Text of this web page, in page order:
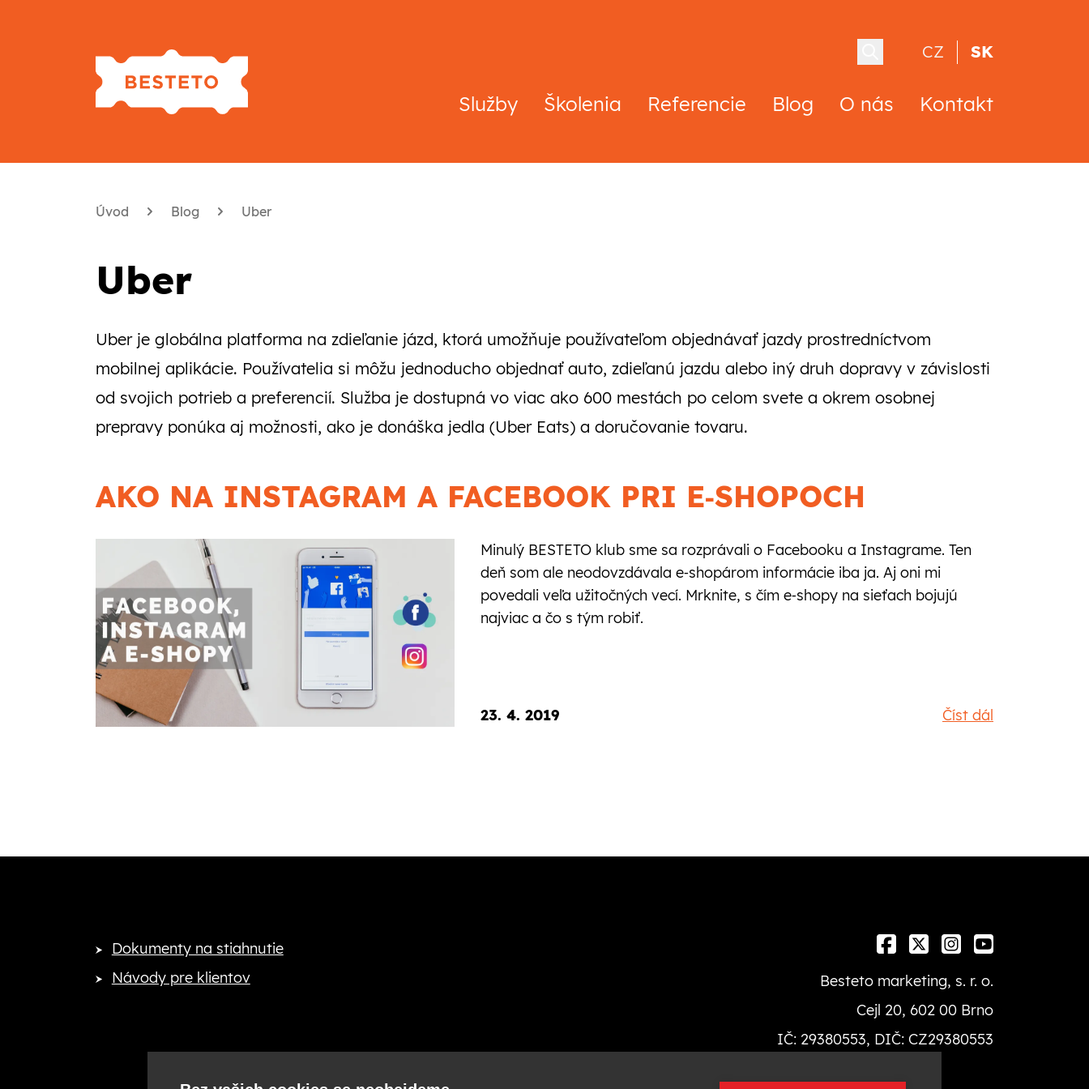
Služby Školenia Referencie Blog O nás Kontakt
CZ SK
Úvod Blog Uber
Uber
Uber je globálna platforma na zdieľanie jázd, ktorá umožňuje používateľom objednávať jazdy prostredníctvom
mobilnej aplikácie. Používatelia si môžu jednoducho objednať auto, zdieľanú jazdu alebo iný druh dopravy v závislosti
od svojich potrieb a preferencií. Služba je dostupná vo viac ako 600 mestách po celom svete a okrem osobnej
prepravy ponúka aj možnosti, ako je donáška jedla (Uber Eats) a doručovanie tovaru.
AKO NA INSTAGRAM A FACEBOOK PRI E‑SHOPOCH
Minulý BESTETO klub sme sa rozprávali o Facebooku a Instagrame. Ten
deň som ale neodovzdávala e‑shopárom informácie iba ja. Aj oni mi
povedali veľa užitočných vecí. Mrknite, s čím e‑shopy na sieťach bojujú
najviac a čo s tým robiť.
23. 4. 2019 Číst dál
Dokumenty na stiahnutie
Návody pre klientov
Besteto marketing, s. r. o.
Cejl 20, 602 00 Brno
IČ: 29380553, DIČ: CZ29380553